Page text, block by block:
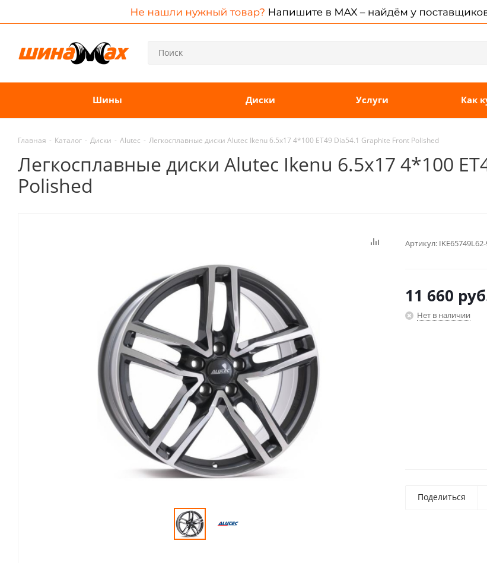
Шины Диски Услуги Как
Главная - Каталог - Диски - Alutec - Легкосплавные диски Alutec Ikenu 6.5x17 4*100 ET49 Dia54.1 Graphite Front Polished
Легкосплавные диски Alutec Ikenu 6.5x17 4*100
Polished
Артикул:
11 660
Нет в наличии
Поделиться